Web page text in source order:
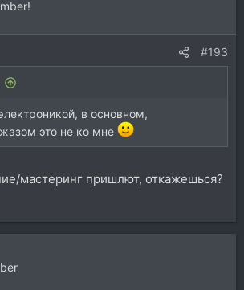
#193
в основном,
это не ко мне
мастеринг пришлют, откажешься?